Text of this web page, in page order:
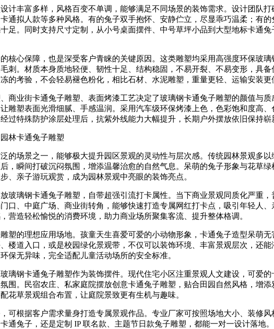
计丰富多样，风格百变不单调，能够满足不同场景的装饰需求。设计团队
通拟人款等多种风格。有的兔子双手抱怀、安静伫立，尽显乖巧温柔；有
足。同时支持尺寸定制，从小号桌面摆件、中号草坪小品到大型地标卡通
核心保障，也是深受客户青睐的关键原因。这类雕塑均采用高强度环保玻
刺。材质本身质地轻便、韧性十足、结构稳固，不易开裂、不易变形，具
的考验，不会轻易褪色粉化，相比石材、水泥雕塑，重量更轻、运输安装更
商业街卡通兔子雕塑、 表面烤漆工艺决定了玻璃钢卡通兔子雕塑的颜值与
雕塑表面光滑细腻、手感温润。采用汽车级环保烤漆上色，色彩饱和度高
过特殊防护涂层处理后，抗紫外线能力大幅提升，长期户外摆放依旧保持
林卡通兔子雕塑
的场景之一，能够极大提升园区景观的灵动性与层次感。传统园林景观多
，瞬间打破沉闷氛围，增添温馨治愈的自然气息。呆萌的兔子形象与花草
、亲子游玩观赏，成为园林景观中亮眼的装饰亮点。
玻璃钢卡通兔子雕塑，自带超强引流打卡属性。当下商业景观同质化严重
口、中庭广场、商业街转角，能够快速打造专属网红打卡点，吸引年轻人
营造轻松愉悦的消费环境，助力商业场所聚集客流、提升整体格调。
塑的理想应用场地。孩童天生喜爱可爱的小动物形象，卡通兔子造型呆萌
楼道入口，或是校园绿化景观带，不仅可以装饰环境、丰富景观层次，还
保无异味，完全适配儿童活动场所的安全标准。
璃钢卡通兔子雕塑作为装饰摆件。现代住宅小区注重景观人文建设，可爱
围。民宿农庄、私家庭院摆放创意卡通兔子雕塑，贴合田园自然风格，增
花草景观组合布置，让庭院景致更有生机与趣味。
可根据客户需求量身打造专属景观作品。专业厂家可按照场地大小、装修
通兔子，还是定制 IP 联名款、主题节日款兔子雕塑，都能一对一设计落地